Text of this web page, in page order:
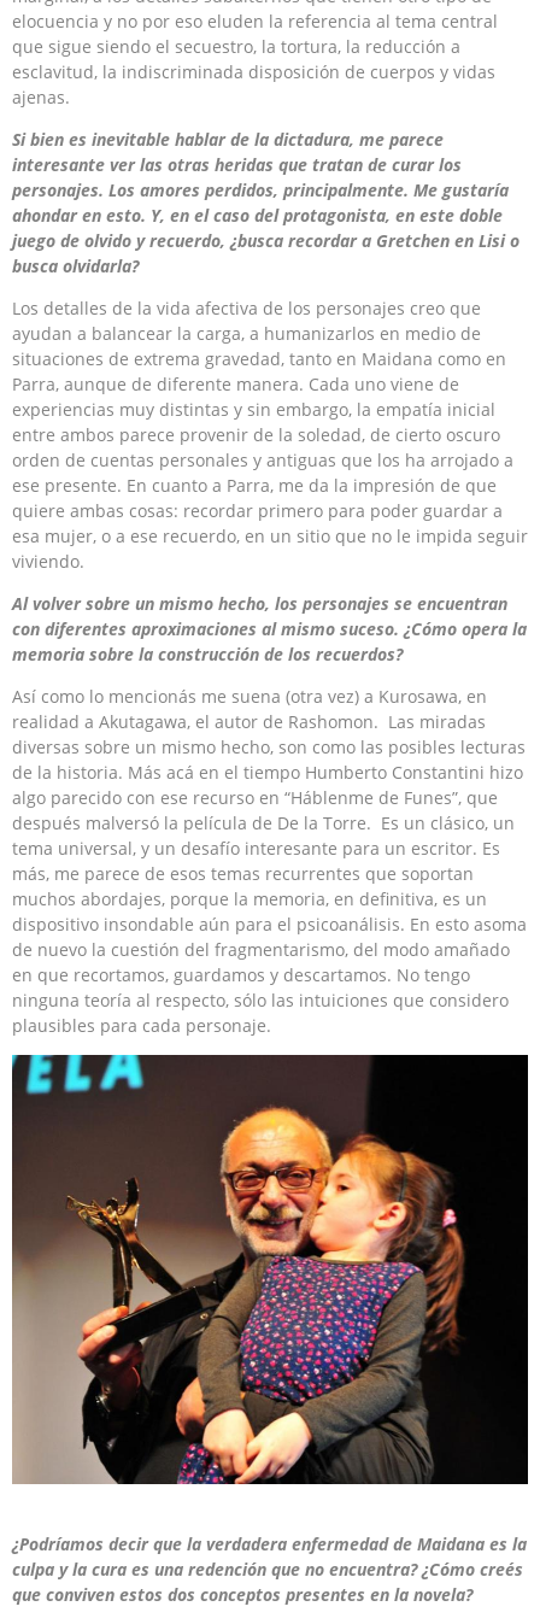
elocuencia y no por eso eluden la referencia al tema central
que sigue siendo el secuestro, la tortura, la reducción a
esclavitud, la indiscriminada disposición de cuerpos y vidas
ajenas.
Si bien es inevitable hablar de la dictadura, me parece
interesante ver las otras heridas que tratan de curar los
personajes. Los amores perdidos, principalmente. Me gustaría
ahondar en esto. Y, en el caso del protagonista, en este doble
juego de olvido y recuerdo, ¿busca recordar a Gretchen en Lisi o
busca olvidarla?
Los detalles de la vida afectiva de los personajes creo que
ayudan a balancear la carga, a humanizarlos en medio de
situaciones de extrema gravedad, tanto en Maidana como en
Parra, aunque de diferente manera. Cada uno viene de
experiencias muy distintas y sin embargo, la empatía inicial
entre ambos parece provenir de la soledad, de cierto oscuro
orden de cuentas personales y antiguas que los ha arrojado a
ese presente. En cuanto a Parra, me da la impresión de que
quiere ambas cosas: recordar primero para poder guardar a
esa mujer, o a ese recuerdo, en un sitio que no le impida seguir
viviendo.
Al volver sobre un mismo hecho, los personajes se encuentran
con diferentes aproximaciones al mismo suceso. ¿Cómo opera la
memoria sobre la construcción de los recuerdos?
Así como lo mencionás me suena (otra vez) a Kurosawa, en
realidad a Akutagawa, el autor de Rashomon. Las miradas
diversas sobre un mismo hecho, son como las posibles lecturas
de la historia. Más acá en el tiempo Humberto Constantini hizo
algo parecido con ese recurso en “Háblenme de Funes”, que
después malversó la película de De la Torre. Es un clásico, un
tema universal, y un desafío interesante para un escritor. Es
más, me parece de esos temas recurrentes que soportan
muchos abordajes, porque la memoria, en definitiva, es un
dispositivo insondable aún para el psicoanálisis. En esto asoma
de nuevo la cuestión del fragmentarismo, del modo amañado
en que recortamos, guardamos y descartamos. No tengo
ninguna teoría al respecto, sólo las intuiciones que considero
plausibles para cada personaje.
¿Podríamos decir que la verdadera enfermedad de Maidana es la
culpa y la cura es una redención que no encuentra? ¿Cómo creés
que conviven estos dos conceptos presentes en la novela?